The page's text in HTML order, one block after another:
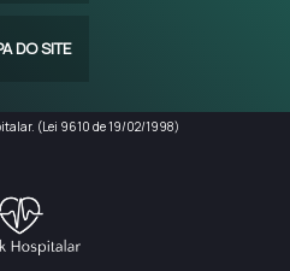
DO SITE
(Lei 9610 de 19/02/1998)